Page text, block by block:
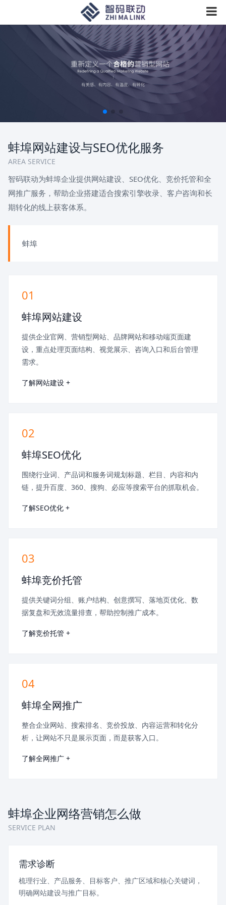
蚌埠网站建设与SEO优化服务
AREA SERVICE
智码联动为蚌埠企业提供网站建设、SEO优化、竞价托管和全
网推广服务，帮助企业搭建适合搜索引擎收录、客户咨询和长
期转化的线上获客体系。
蚌埠
01
蚌埠网站建设
提供企业官网、营销型网站、品牌网站和移动端页面建
设，重点处理页面结构、视觉展示、咨询入口和后台管理
需求。
了解网站建设 +
02
蚌埠SEO优化
围绕行业词、产品词和服务词规划标题、栏目、内容和内
链，提升百度、360、搜狗、必应等搜索平台的抓取机会。
了解SEO优化 +
03
蚌埠竞价托管
提供关键词分组、账户结构、创意撰写、落地页优化、数
据复盘和无效流量排查，帮助控制推广成本。
了解竞价托管 +
04
蚌埠全网推广
整合企业网站、搜索排名、竞价投放、内容运营和转化分
析，让网站不只是展示页面，而是获客入口。
了解全网推广 +
蚌埠企业网络营销怎么做
SERVICE PLAN
需求诊断
梳理行业、产品服务、目标客户、推广区域和核心关键词，
明确网站建设与推广目标。